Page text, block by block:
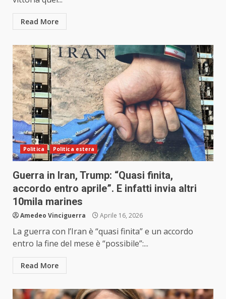
Read More
Politica Politica estera
Guerra in Iran, Trump: “Quasi finita,
accordo entro aprile”. E infatti invia altri
10mila marines
Amedeo Vinciguerra Aprile 16, 2026
La guerra con l’Iran è “quasi finita” e un accordo
entro la fine del mese è “possibile”:...
Read More